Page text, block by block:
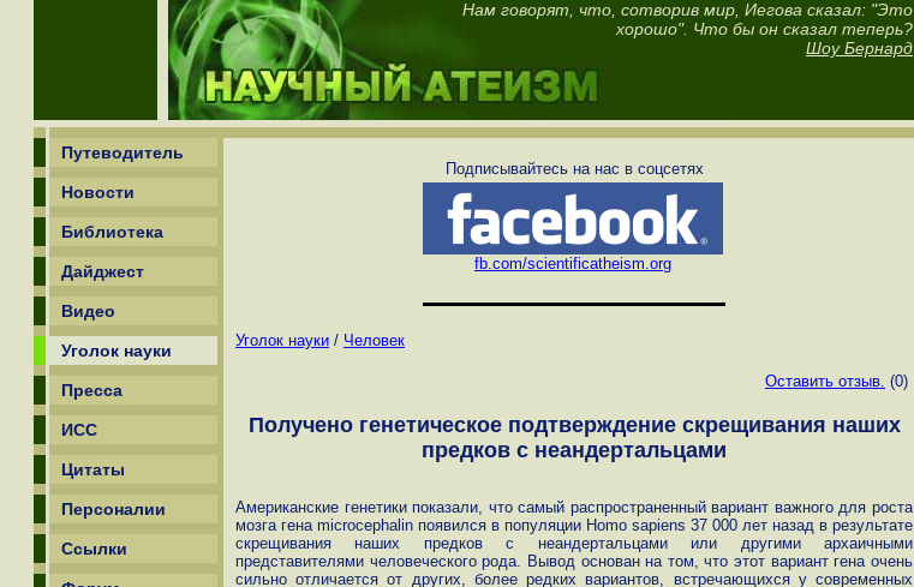
Нам говорят, что, сотворив мир, Иегова сказал: "Это
хорошо". Что бы он сказал теперь?
Шоу Бернард
Путеводитель
Новости
Библиотека
Дайджест
Видео
Уголок науки
Пресса
ИСС
Цитаты
Персоналии
Ссылки
Подписывайтесь на нас в соцсетях
fb.com/scientificatheism.org
Уголок науки / Человек
Оставить отзыв. (0)
Получено генетическое подтверждение скрещивания наших
предков с неандертальцами
Американские генетики показали, что самый распространенный вариант важного для роста
мозга гена microcephalin появился в популяции Homo sapiens 37 000 лет назад в результате
скрещивания наших предков с неандертальцами или другими архаичными
представителями человеческого рода. Вывод основан на том, что этот вариант гена очень
сильно отличается от других, более редких вариантов, встречающихся у современных